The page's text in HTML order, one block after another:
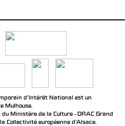
d’Intérêt National est un
Mulhouse.
Ministère de la Culture - DRAC Grand
Collectivité européenne d’Alsace.